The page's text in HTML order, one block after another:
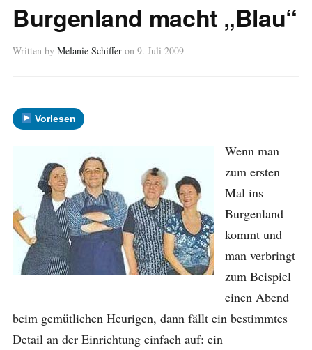
Burgenland macht „Blau“
Written by Melanie Schiffer on 9. Juli 2009
Vorlesen
Wenn man
zum ersten
Mal ins
Burgenland
kommt und
man verbringt
zum Beispiel
einen Abend
beim gemütlichen Heurigen, dann fällt ein bestimmtes
Detail an der Einrichtung einfach auf: ein